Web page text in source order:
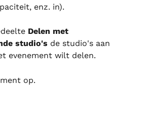
enz. in).
Delen met
studio's de studio's aan
evenement wilt delen.
op.